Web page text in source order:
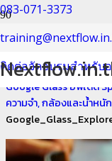
083-071-3373
ติดต่อจัดอบรมสำหรับ
Home
Google Glass อัพเดต
ความจำ, กล้องและน้ำหนัก